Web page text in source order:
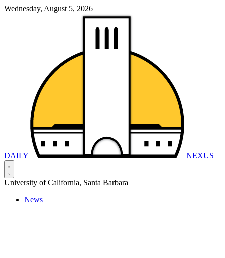
Wednesday, August 5, 2026
DAILY NEXUS
University of California, Santa Barbara
News